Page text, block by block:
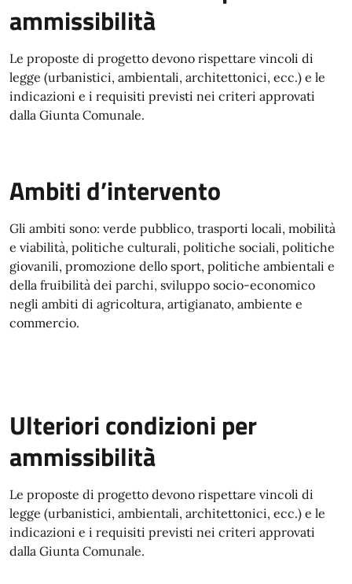
ammissibilità
Le proposte di progetto devono rispettare vincoli di
legge (urbanistici, ambientali, architettonici, ecc.) e le
indicazioni e i requisiti previsti nei criteri approvati
dalla Giunta Comunale.
Ambiti d’intervento
Gli ambiti sono: verde pubblico, trasporti locali, mobilità
e viabilità, politiche culturali, politiche sociali, politiche
giovanili, promozione dello sport, politiche ambientali e
della fruibilità dei parchi, sviluppo socio-economico
negli ambiti di agricoltura, artigianato, ambiente e
commercio.
Ulteriori condizioni per
ammissibilità
Le proposte di progetto devono rispettare vincoli di
legge (urbanistici, ambientali, architettonici, ecc.) e le
indicazioni e i requisiti previsti nei criteri approvati
dalla Giunta Comunale.